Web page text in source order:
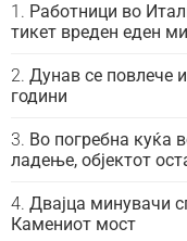
Работници во
тикет вреден еден
Дунав се повлече
години
Во погребна куќа
ладење, објектот
Двајца минувачи
Камениот мост